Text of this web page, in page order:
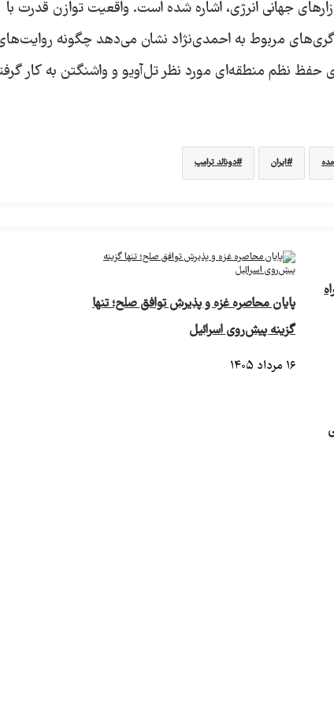
جهانی انرژی، اشاره شده است. واقعیت توازن قدرت با
مربوط به احمدی‌نژاد نشان می‌دهد چگونه
حفظ نظم منطقه‌ای مورد نظر تل‌آویو و واشنگتن به کار
ایران دونالد ترامپ
پایان محاصره غزه و پذیرش توافق صلح؛ تنها
گزینه پیش‌روی اسرائیل
۱۶ مرداد ۱۴۰۵